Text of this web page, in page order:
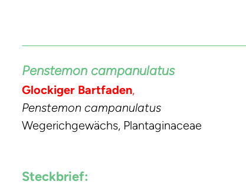
Penstemon campanulatus
Glockiger Bartfaden,
Penstemon campanulatus
Wegerichgewächs, Plantaginaceae
Steckbrief: